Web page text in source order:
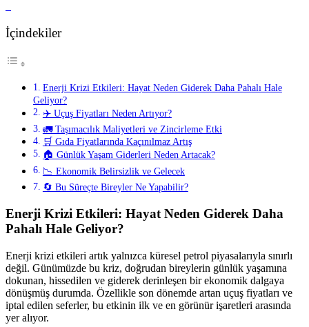
İçindekiler
Enerji Krizi Etkileri: Hayat Neden Giderek Daha Pahalı Hale
Geliyor?
✈️ Uçuş Fiyatları Neden Artıyor?
🚛 Taşımacılık Maliyetleri ve Zincirleme Etki
🛒 Gıda Fiyatlarında Kaçınılmaz Artış
🏠 Günlük Yaşam Giderleri Neden Artacak?
📉 Ekonomik Belirsizlik ve Gelecek
🔄 Bu Süreçte Bireyler Ne Yapabilir?
Enerji Krizi Etkileri: Hayat Neden Giderek Daha
Pahalı Hale Geliyor?
Enerji krizi etkileri artık yalnızca küresel petrol piyasalarıyla sınırlı
değil. Günümüzde bu kriz, doğrudan bireylerin günlük yaşamına
dokunan, hissedilen ve giderek derinleşen bir ekonomik dalgaya
dönüşmüş durumda. Özellikle son dönemde artan uçuş fiyatları ve
iptal edilen seferler, bu etkinin ilk ve en görünür işaretleri arasında
yer alıyor.